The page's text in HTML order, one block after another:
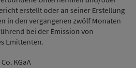
erstellt oder an seiner Erstellung
in den vergangenen zwölf Monaten
bei der Emission von
Emittenten.
KGaA